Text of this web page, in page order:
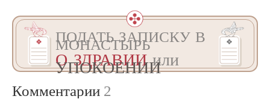
ПОДАТЬ ЗАПИСКУ В
МОНАСТЫРЬ
О ЗДРАВИИили
УПОКОЕНИИ
Комментарии 2